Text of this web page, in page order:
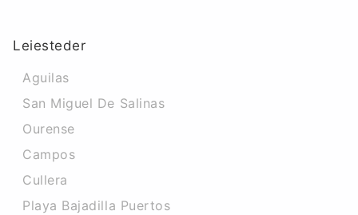
Leiesteder
Aguilas
San Miguel De Salinas
Ourense
Campos
Cullera
Playa Bajadilla Puertos